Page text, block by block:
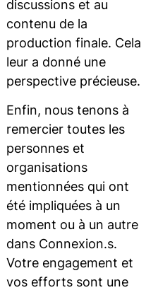
discussions et au
contenu de la
production finale. Cela
leur a donné une
perspective précieuse.
Enfin, nous tenons à
remercier toutes les
personnes et
organisations
mentionnées qui ont
été impliquées à un
moment ou à un autre
dans Connexion.s.
Votre engagement et
vos efforts sont une